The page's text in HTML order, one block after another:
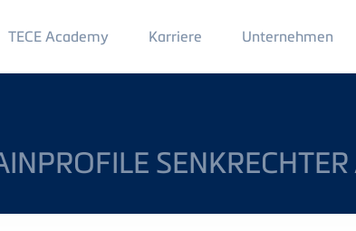
TECE Academy Main
Menu
2
Karriere Unternehmen